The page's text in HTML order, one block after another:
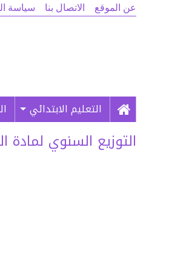
عن الموقع الاتصال بنا سياسة
التعليم الابتدائي
التوزيع السنوي لمادة